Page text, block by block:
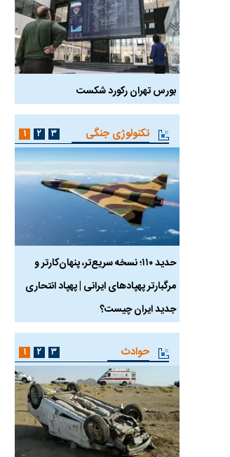
بورس تهران رکورد شکست
تکنولوژی جنگی
حدید ۱۱۰؛ نسخه سریع‌تر، پنهان‌کارتر و
مرگبارتر پهپادهای ایرانی | پهپاد انتحاری
جدید ایران چیست؟
۱ ۲ ۳
حوادث ۱ ۲ ۳